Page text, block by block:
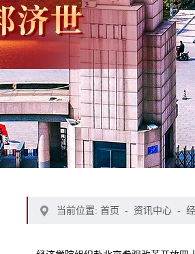
当前位置: 首页 - 资讯中心 -